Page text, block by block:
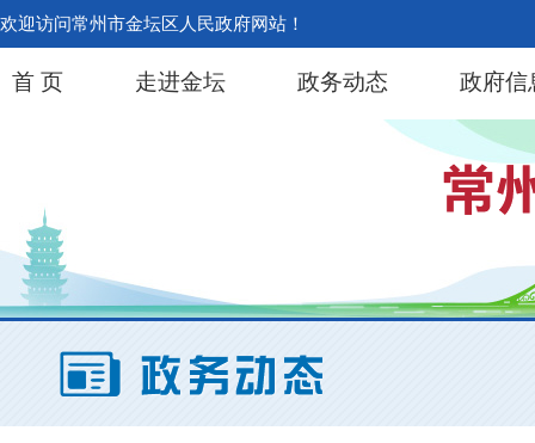
欢迎访问常州市金坛区人民政府网站！
首 页 走进金坛 政务动态 政府信